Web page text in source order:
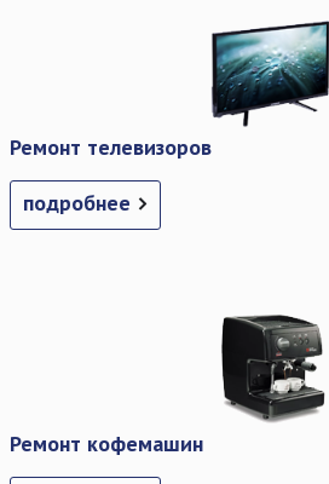
Ремонт телевизоров
подробнее
Ремонт кофемашин